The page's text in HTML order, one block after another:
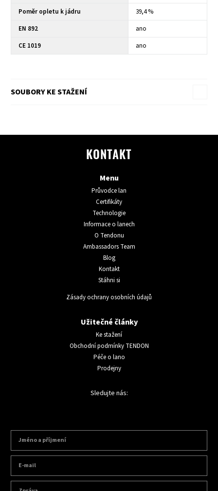
Poměr opletu k jádru
39,4 %
EN 892
ano
CE 1019
ano
SOUBORY KE STAŽENÍ
KONTAKT
Menu
Průvodce lan
Certifikáty
Technologie
Informace o lanech
O Tendonu
Ambassadors Team
Blog
Kontakt
Stáhni si
Zásady ochrany osobních údajů
Užitečné články
Ke stažení
Obchodní podmínky TENDON
Péče o lano
Prodejny
Sledujte nás: